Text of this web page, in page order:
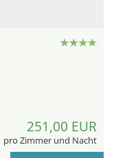
251,00 EUR
pro Zimmer und Nacht